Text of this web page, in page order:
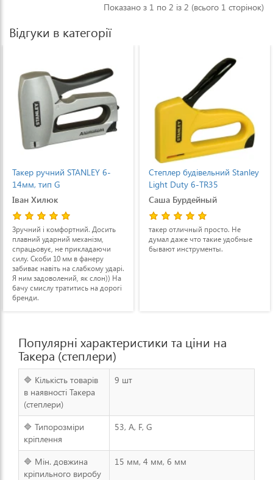
Показано з 1 по 2 із 2 (всього 1 сторінок)
Відгуки в категорії
Такер ручний STANLEY 6-
14мм, тип G
Іван Хилюк
Зручний і комфортний. Досить
плавний ударний механізм,
спрацьовує, не прикладаючи
силу. Скоби 10 мм в фанеру
забиває навіть на слабкому ударі.
Я ним задоволений, як слон)) На
бачу смислу тратитись на дорогі
бренди.
Степлер будівельний Stanley
Light Duty 6-TR35
Саша Бурдейный
такер отличный просто. Не
думал даже что такие удобные
бывают инструменты.
Популярні характеристики та ціни на
Такера (степлери)
🔷 Кількість товарів
в наявності Такера
(степлери)
9 шт
🔷 Типорозміри
кріплення
53, A, F, G
🔷 Мін. довжина
кріпильного виробу
15 мм, 4 мм, 6 мм